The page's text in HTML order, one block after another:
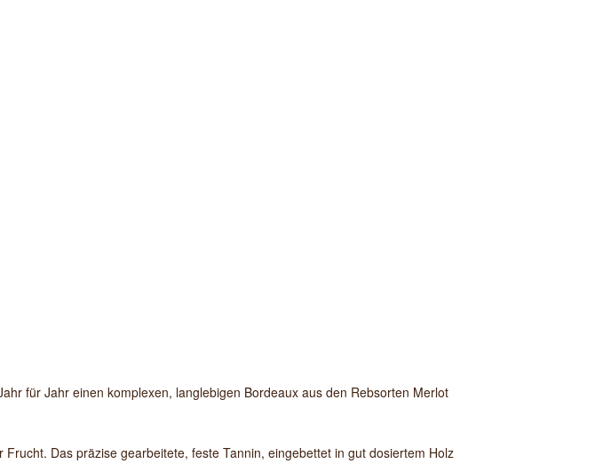
für Jahr einen komplexen, langlebigen Bordeaux aus den Rebsorten Merlot
Das präzise gearbeitete, feste Tannin, eingebettet in gut dosiertem Holz